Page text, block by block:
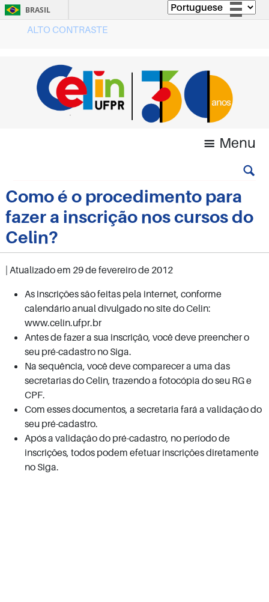
BRASIL
Acesso à informação
Legislação
Canais
ALTO CONTRASTE
Menu
Como é o procedimento para
fazer a inscrição nos cursos do
Celin?
| Atualizado em 29 de fevereiro de 2012
As inscrições são feitas pela internet, conforme
calendário anual divulgado no site do Celin:
www.celin.ufpr.br
Antes de fazer a sua inscrição, você deve preencher o
seu pré-cadastro no Siga.
Na sequência, você deve comparecer a uma das
secretarias do Celin, trazendo a fotocópia do seu RG e
CPF.
Com esses documentos, a secretaria fará a validação do
seu pré-cadastro.
Após a validação do pré-cadastro, no período de
inscrições, todos podem efetuar inscrições diretamente
no Siga.